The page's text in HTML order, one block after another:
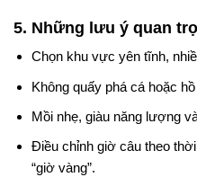
5. Những lưu ý quan
Chọn khu vực yên tĩnh,
Không quấy phá cá hoặc
Mồi nhẹ, giàu năng lượng
Điều chỉnh giờ câu theo
“giờ vàng”.